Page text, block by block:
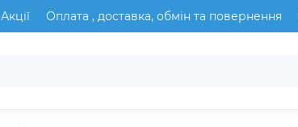
Акції Оплата , доставка, обмін та повернення